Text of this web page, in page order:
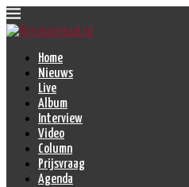
Home
Nieuws
Live
Album
Interview
Video
Column
Prijsvraag
Agenda